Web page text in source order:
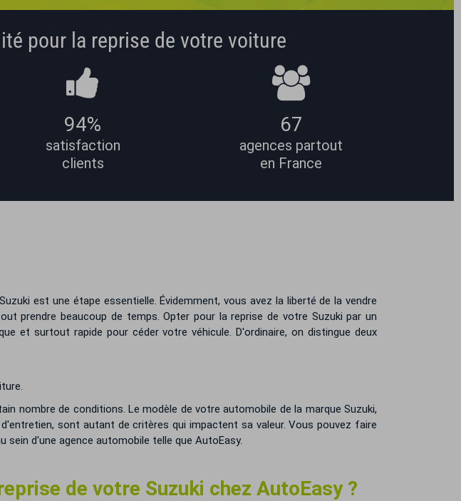
pour la reprise de votre voiture
94%
satisfaction
clients
67
agences partout
en France
est une étape essentielle. Évidemment, vous avez la liberté de la vendre
prendre beaucoup de temps. Opter pour la reprise de votre Suzuki par un
et surtout rapide pour céder votre véhicule. D'ordinaire, on distingue deux
nombre de conditions. Le modèle de votre automobile de la marque Suzuki,
sont autant de critères qui impactent sa valeur. Vous pouvez faire
sein d'une agence automobile telle que AutoEasy.
de votre Suzuki chez AutoEasy ?